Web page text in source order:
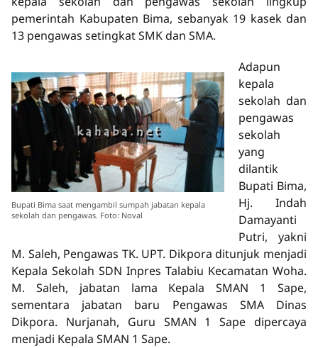
pemerintah Kabupaten Bima, sebanyak 19 kasek dan
13 pengawas setingkat SMK dan SMA.
Bupati Bima saat mengambil sumpah jabatan kepala
sekolah dan pengawas. Foto: Noval
Adapun
kepala
sekolah dan
pengawas
sekolah
yang
dilantik
Bupati Bima,
Hj. Indah
Damayanti
Putri, yakni
M. Saleh, Pengawas TK. UPT. Dikpora ditunjuk menjadi
Kepala Sekolah SDN Inpres Talabiu Kecamatan Woha.
M. Saleh, jabatan lama Kepala SMAN 1 Sape,
sementara jabatan baru Pengawas SMA Dinas
Dikpora. Nurjanah, Guru SMAN 1 Sape dipercaya
menjadi Kepala SMAN 1 Sape.